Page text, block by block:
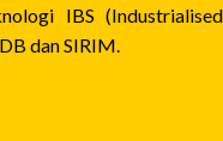
IBS (Industrialised
dan SIRIM.